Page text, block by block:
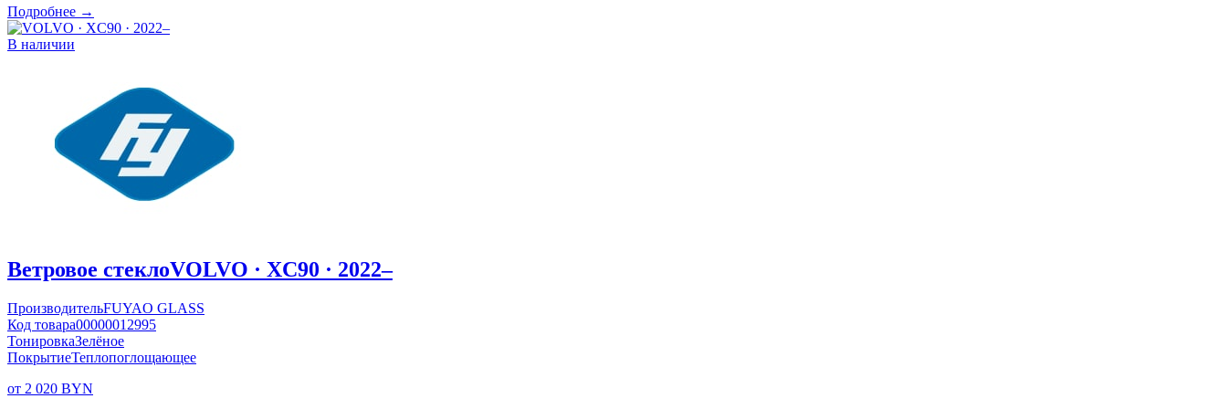
Подробнее →
В наличии
Ветровое стеклоVOLVO · XC90 · 2022–
ПроизводительFUYAO GLASS
Код товара00000012995
ТонировкаЗелёное
ПокрытиеТеплопоглощающее
от 2 020 BYN